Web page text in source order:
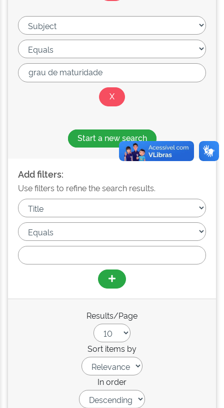
Start a new search
Add filters:
Use filters to refine the search results.
Results/Page
Sort items by
In order